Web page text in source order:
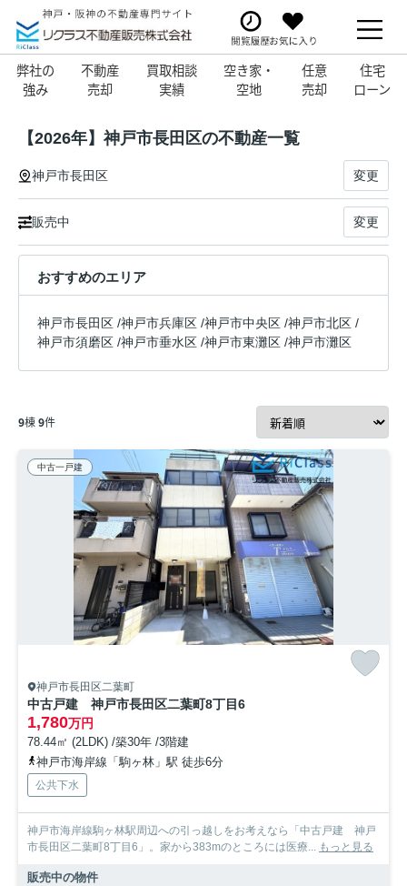
弊社の
強み
不動産
売却
買取相談
実績
空き家・
空地
任意
売却
住宅
ローン
【2026年】神戸市長田区の不動産一覧
神戸市長田区 変更
販売中 変更
おすすめのエリア
神戸市長田区 /神戸市兵庫区 /神戸市中央区 /神戸市北区 /
神戸市須磨区 /神戸市垂水区 /神戸市東灘区 /神戸市灘区
9棟9件
中古一戸建
神戸市長田区二葉町
中古戸建 神戸市長田区二葉町8丁目6
1,780万円
78.44㎡ (2LDK) /築30年 /3階建
神戸市海岸線「駒ヶ林」駅 徒歩6分
公共下水
神戸市海岸線駒ヶ林駅周辺への引っ越しをお考えなら「中古戸建 神戸
市長田区二葉町8丁目6」。家から383mのところには医療... もっと見る
販売中の物件